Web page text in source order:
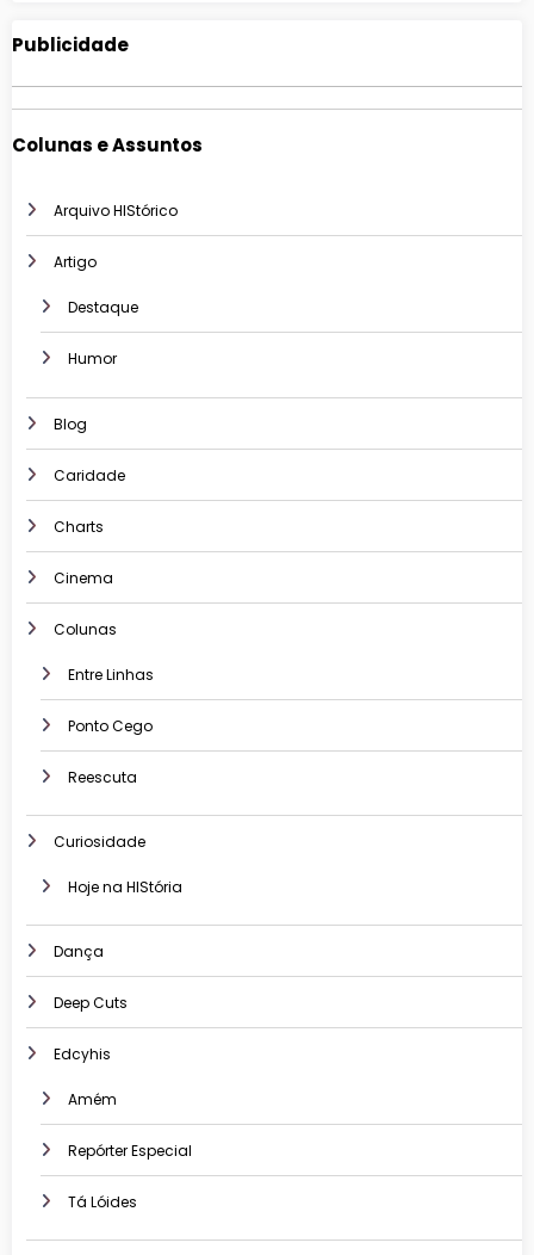
Publicidade
Colunas e Assuntos
Arquivo HIStórico
Artigo
Destaque
Humor
Blog
Caridade
Charts
Cinema
Colunas
Entre Linhas
Ponto Cego
Reescuta
Curiosidade
Hoje na HIStória
Dança
Deep Cuts
Edcyhis
Amém
Repórter Especial
Tá Lóides